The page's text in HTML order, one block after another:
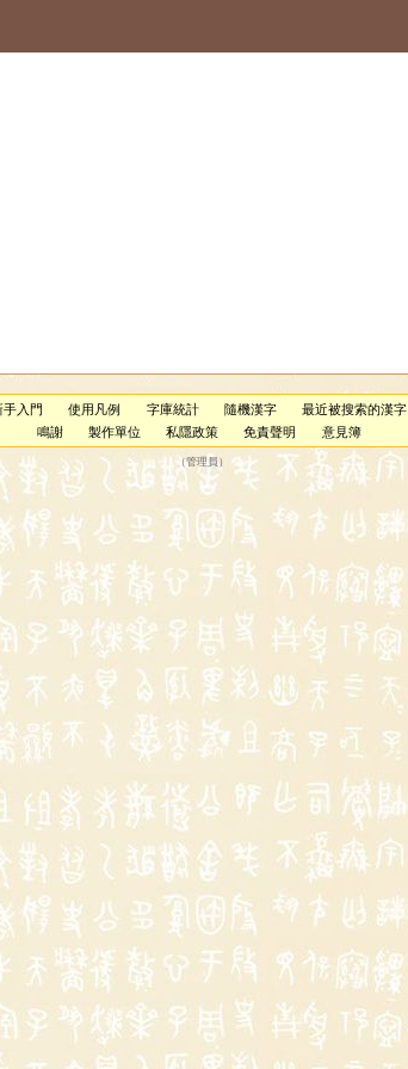
手入門 使用凡例 字庫統計 隨機漢字
最近被搜索的漢字
鳴謝
製作單位 私隱政策 免責聲明 意見簿
（管理員 ）